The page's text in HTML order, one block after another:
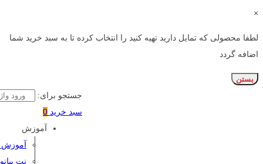
×
لطفا محصولی که تمایل دارید تهیه کنید را انتخاب کرده تا به سبد خرید شما
اضافه گردد
بستن
جستجو برای:
سبد خرید 0
آموزش
آموزش
نت پیانو